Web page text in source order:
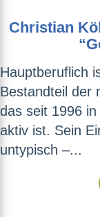
Christian
Hauptberuflich
Bestandteil der
das seit 1996
aktiv ist. Sein
untypisch –...